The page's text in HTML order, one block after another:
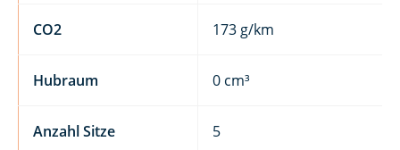
CO2 173 g/km
Hubraum 0 cm³
Anzahl Sitze 5